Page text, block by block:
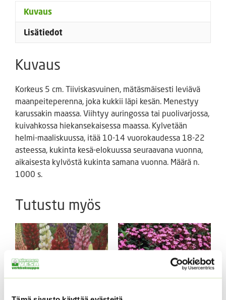
Kuvaus
Lisätiedot
Kuvaus
Korkeus 5 cm. Tiiviskasvuinen, mätäsmäisesti leviävä
maanpeiteperenna, joka kukkii läpi kesän. Menestyy
karussakin maassa. Viihtyy auringossa tai puolivarjossa,
kuivahkossa hiekansekaisessa maassa. Kylvetään
helmi-maaliskuussa, itää 10-14 vuorokaudessa 18-22
asteessa, kukinta kesä-elokuussa seuraavana vuonna,
aikaisesta kylvöstä kukinta samana vuonna. Määrä n.
1000 s.
Tutustu myös